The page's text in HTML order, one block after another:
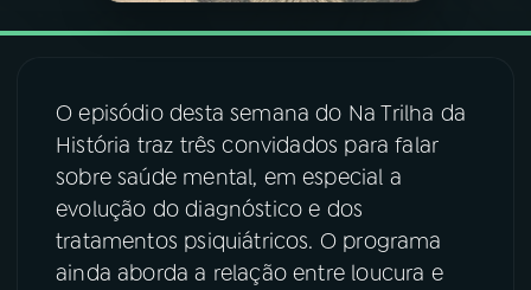
06VIDEOCASTS
07ÚLTIMAS
FESTIVAL DE MÚSICA
ACOMPANHE A RÁDIO NACIONAL
O episódio desta semana do Na Trilha da
História traz três convidados para falar
sobre saúde mental, em especial a
evolução do diagnóstico e dos
tratamentos psiquiátricos. O programa
ainda aborda a relação entre loucura e